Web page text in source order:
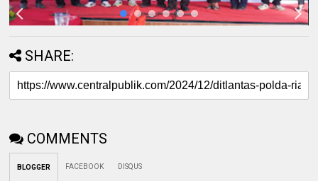
SHARE:
COMMENTS
BLOGGER FACEBOOK DISQUS